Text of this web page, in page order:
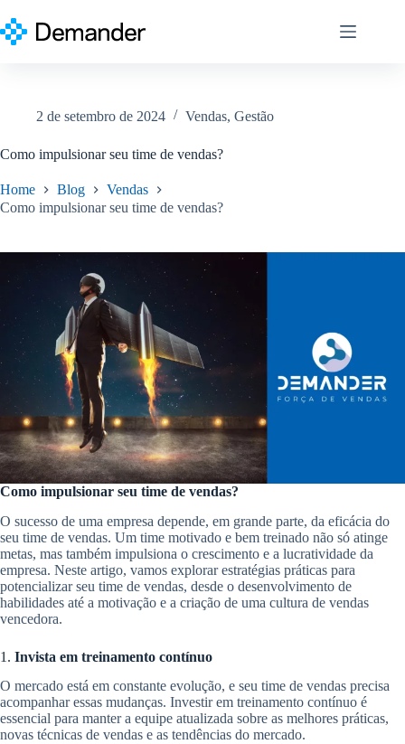
para
o
2 de setembro de 2024 Vendas, Gestão
Como impulsionar seu time de vendas?
Home Blog
Vendas
Como impulsionar seu time de vendas?
Como impulsionar seu time de vendas?
O sucesso de uma empresa depende, em grande parte, da eficácia do
seu time de vendas. Um time motivado e bem treinado não só atinge
metas, mas também impulsiona o crescimento e a lucratividade da
empresa. Neste artigo, vamos explorar estratégias práticas para
potencializar seu time de vendas, desde o desenvolvimento de
habilidades até a motivação e a criação de uma cultura de vendas
vencedora.
1. Invista em treinamento contínuo
O mercado está em constante evolução, e seu time de vendas precisa
acompanhar essas mudanças. Investir em treinamento contínuo é
essencial para manter a equipe atualizada sobre as melhores práticas,
novas técnicas de vendas e as tendências do mercado.